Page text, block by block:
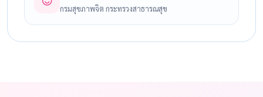
กรมสุขภาพจิต กระทรวงสาธารณสุข